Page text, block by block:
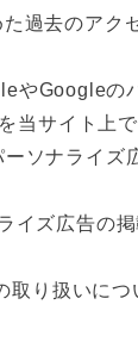
過去のアク
やGoogleの
当サイト上
ーソナライズ
イズ広告の
り扱いにつ